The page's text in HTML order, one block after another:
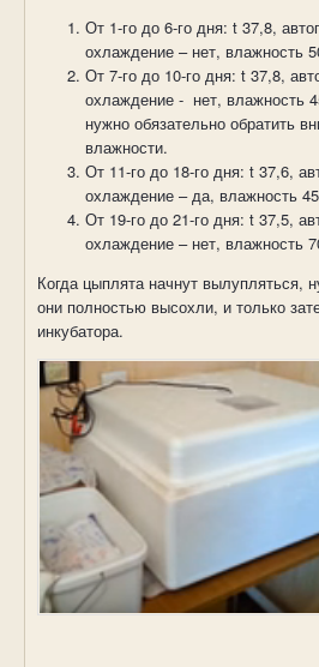
От 1-го до 6-го дня: t 37,8,
охлаждение – нет, влажность
От 7-го до 10-го дня: t 37,8,
охлаждение - нет, влажность
нужно обязательно обратить
влажности.
От 11-го до 18-го дня: t 37,6,
охлаждение – да, влажность
От 19-го до 21-го дня: t 37,5,
охлаждение – нет, влажность
Когда цыплята начнут вылупляться,
они полностью высохли, и только
инкубатора.